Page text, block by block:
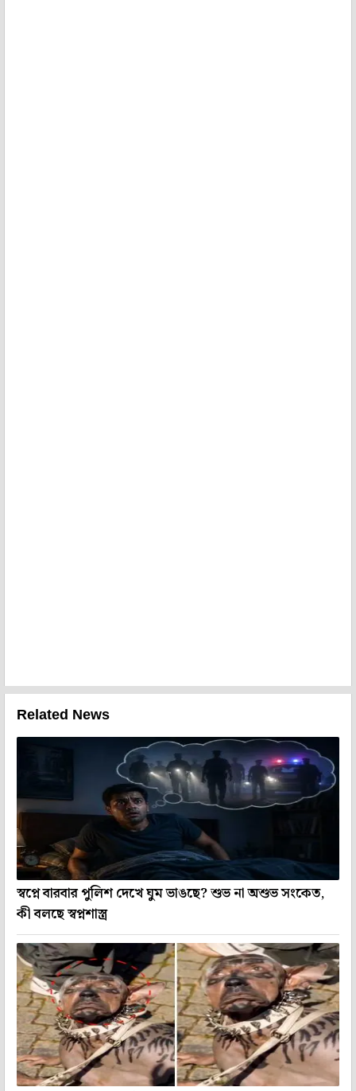
Related News
স্বপ্নে বারবার পুলিশ দেখে ঘুম ভাঙছে? শুভ না অশুভ সংকেত,
কী বলছে স্বপ্নশাস্ত্র